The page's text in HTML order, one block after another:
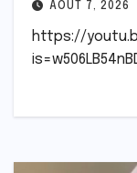
AOÛT 7, 2026
https://